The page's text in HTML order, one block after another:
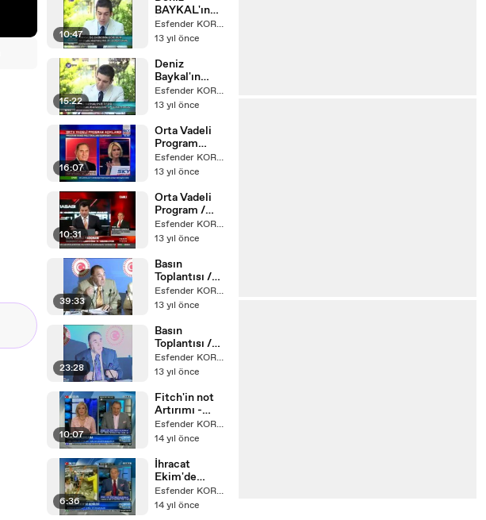
10:47
BAYKAL'ın
İstifası -
Bölüm 2 /
Sohbetleri -
Kanal B
Esfender KORKMAZ
13 yıl önce
15:22
Deniz
Baykal'ın
İstifası -
Bölüm 1 /
Sohbetleri -
Kanal B
Esfender KORKMAZ
13 yıl önce
16:07
Orta Vadeli
Program
Açıklandı /
Paranın İzi -
Esfender KORKMAZ
13 yıl önce
10:31
Orta Vadeli
Program /
Haber Masası
- Habertürk
Esfender KORKMAZ
13 yıl önce
39:33
Basın
Toplantısı /
TBMM -
05.06.2008
Esfender KORKMAZ
13 yıl önce
23:28
Basın
Toplantısı /
TBMM -
04.03.2009
Esfender KORKMAZ
13 yıl önce
10:07
Fitch'in not
Artırımı -
Bugün TV -
Ekonomi
Esfender KORKMAZ
14 yıl önce
6:36
İhracat
Ekim'de
Geriledi -
Bugün TV -
Esfender KORKMAZ
14 yıl önce